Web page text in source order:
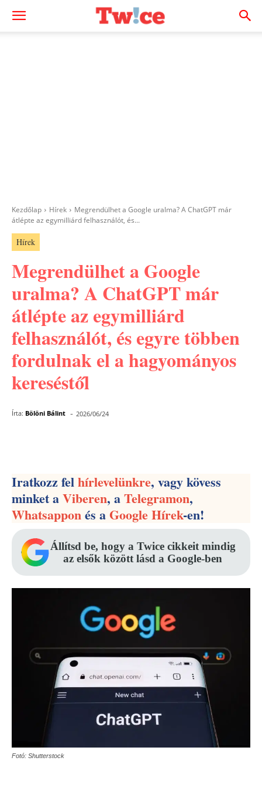
Kezdőlap Hírek
Megrendülhet a Google uralma? A ChatGPT már
átlépte az egymilliárd felhasználót, és...
Hírek
Megrendülhet a Google
uralma? A ChatGPT már
átlépte az egymilliárd
felhasználót, és egyre többen
fordulnak el a hagyományos
kereséstől
Írta: Bölöni Bálint - 2026/06/24
Iratkozz felhírlevelünkre, vagy kövess
minket aViberen, aTelegramon,
Whatsapponés aGoogle Hírek-en!
Állítsd be, hogy a Twice cikkeit mindig
az elsők között lásd a Google-ben
Fotó: Shutterstock